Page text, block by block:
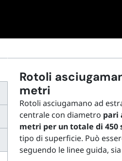
Rotoli
metri
Rotoli asciugamano ad
centrale con diametro pari
metri per un totale di
tipo di superficie. Può
seguendo le linee guida,